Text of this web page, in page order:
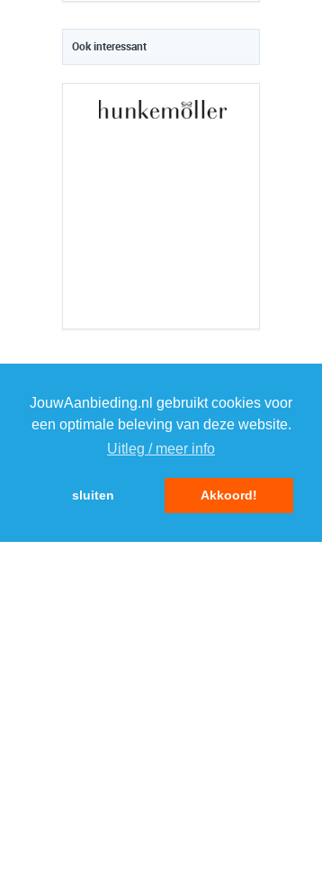
JouwAanbieding.nl gebruikt cookies voor
een optimale beleving van deze website.
Uitleg / meer info
sluiten Akkoord!
Ook interessant
TOP 5 WEBWINKELS